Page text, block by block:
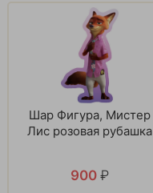
Шар Фигура, Мистер
Лис розовая рубашка
900 ₽